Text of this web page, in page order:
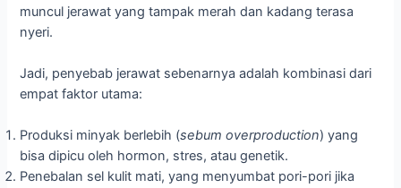
muncul jerawat yang tampak merah dan kadang terasa
nyeri.
Jadi, penyebab jerawat sebenarnya adalah kombinasi dari
empat faktor utama:
Produksi minyak berlebih (sebum overproduction) yang
bisa dipicu oleh hormon, stres, atau genetik.
Penebalan sel kulit mati, yang menyumbat pori-pori jika